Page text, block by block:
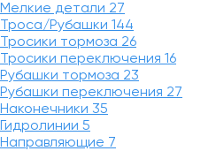
Мелкие детали 27
Троса/Рубашки 144
Тросики тормоза 26
Тросики переключения 16
Рубашки тормоза 23
Рубашки переключения 27
Наконечники 35
Гидролинии 5
Направляющие 7